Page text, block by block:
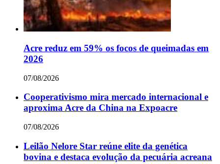
Acre reduz em 59% os focos de queimadas em
2026
07/08/2026
Cooperativismo mira mercado internacional e
aproxima Acre da China na Expoacre
07/08/2026
Leilão Nelore Star reúne elite da genética
bovina e destaca evolução da pecuária acreana